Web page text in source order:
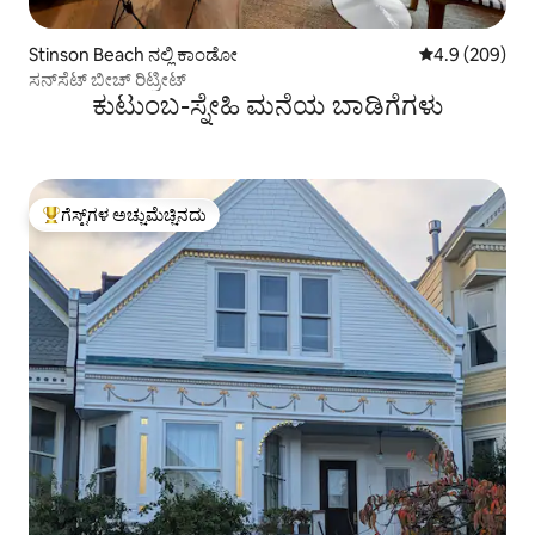
Stinson Beach ನಲ್ಲಿ ಕಾಂಡೋ 5 ರಲ್ಲಿ 4.9
4.9 (209)
ಸನ್‌ಸೆಟ್ ಬೀಚ್ ರಿಟ್ರೀಟ್
ಕುಟುಂಬ-ಸ್ನೇಹಿ ಮನೆಯ ಬಾಡಿಗೆಗಳು
ಗೆಸ್ಟ್‌ಗಳಿಗೆ ಅತಿ ಹೆಚ್ಚು ಅಚ್ಚುಮೆಚ್ಚಿನದು
ಗೆಸ್ಟ್‌ಗಳ ಅಚ್ಚುಮೆಚ್ಚಿನದು